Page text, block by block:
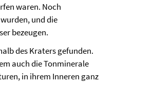
waren. Noch
und die
bezeugen.
des Kraters gefunden.
auch die Tonminerale
in ihrem Inneren ganz